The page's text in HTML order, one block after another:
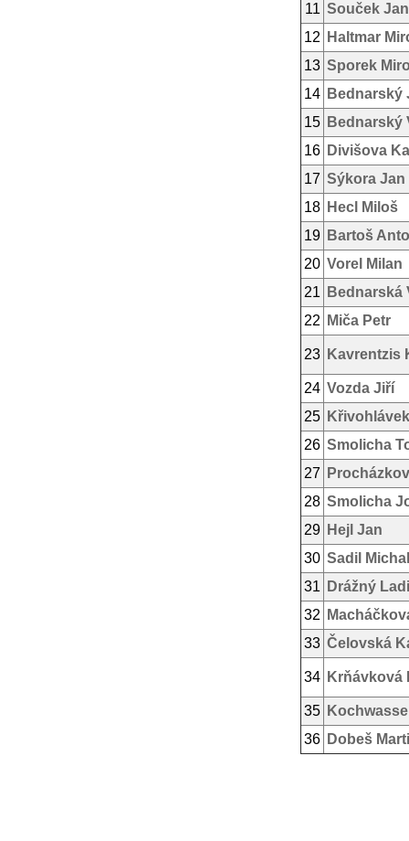
11 Souček Jan
12
Haltmar
13 Sporek
14 Bednarský
15 Bednarský
16 Divišova
17 Sýkora Jan
18 Hecl Miloš
19 Bartoš
20 Vorel Milan
21
Bednarská
22
Miča Petr
23 Kavrentzis
24 Vozda Jiří
25
26 Smolicha
27
28 Smolicha
29 Hejl Jan
30 Sadil Michal
31
Drážný
32
33 Čelovská
34 Krňávková
35
36 Dobeš